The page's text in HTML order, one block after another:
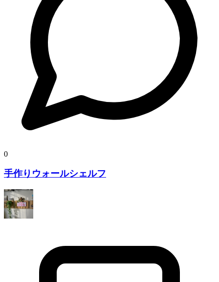
0
手作りウォールシェルフ